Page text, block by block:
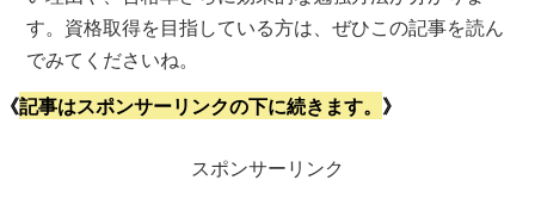
す。資格取得を目指している方は、ぜひこの記事を読ん
でみてくださいね。
《記事はスポンサーリンクの下に続きます。 》
スポンサーリンク